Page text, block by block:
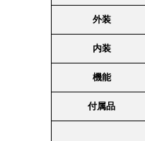
外装
内装
機能
付属品